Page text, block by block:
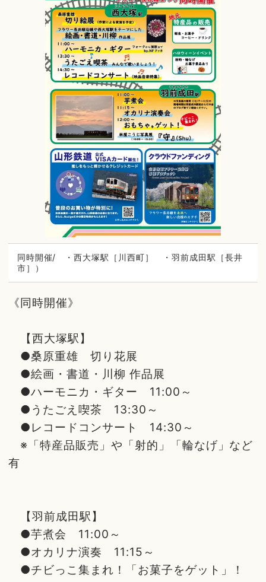
同時開催/ ・西大塚駅［川西町］ ・羽前成田駅［長井
市］）
《同時開催》
【西大塚駅】
●桑原重雄 切り花展
●絵画・書道・川柳 作品展
●ハーモニカ・ギター 11:00～
●うたごえ喫茶 13:30～
●レコードコンサート 14:30～
※「特産品販売」や「射的」「輪なげ」など
有
【羽前成田駅】
●芋煮会 11:00～
●オカリナ演奏 11:15～
●チビっこ集まれ！「お菓子をゲット」！